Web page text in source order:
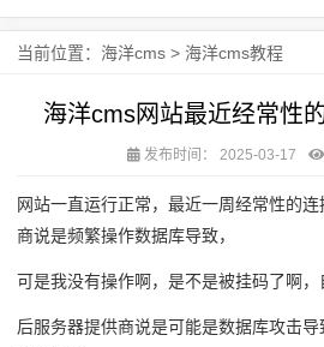
当前位置： 海洋cms > 海洋cms教程
海洋cms网站最近经常性
发布时间： 2025-03-17
网站一直运行正常，最近一周经常性的
商说是频繁操作数据库导致，
可是我没有操作啊，是不是被挂码了啊，
后服务器提供商说是可能是数据库攻击